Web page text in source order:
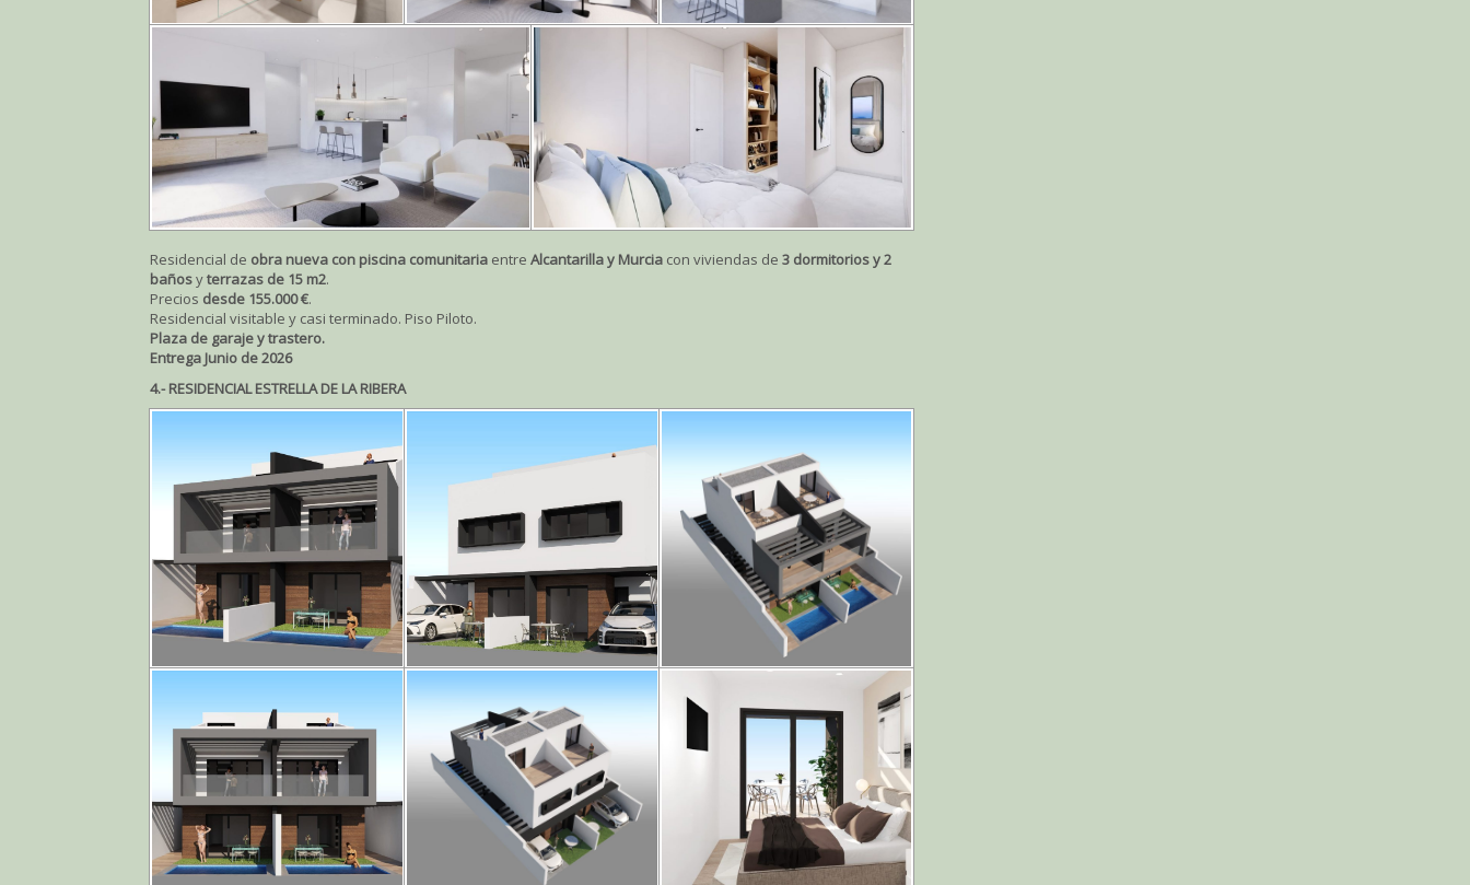
Residencial de obra nueva con piscina comunitaria entre Alcantarilla y Murcia con viviendas de 3 dormitorios y 2
bañosyterrazas de 15 m2.
Precios desde 155.000 €.
Residencial visitable y casi terminado. Piso Piloto.
Plaza de garaje y trastero.
Entrega Junio de 2026
4.- RESIDENCIAL ESTRELLA DE LA RIBERA